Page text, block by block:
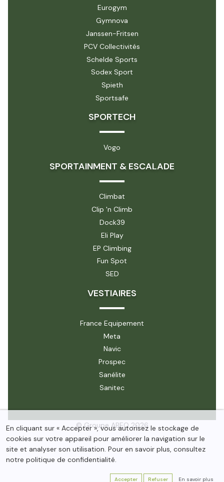
Eurogym
Gymnova
Janssen-Fritsen
PCV Collectivités
Schelde Sports
Sodex Sport
Spieth
Sportsafe
SPORTECH
Vogo
SPORTAINMENT & ESCALADE
Climbat
Clip 'n Climb
Dock39
Eli Play
EP Climbing
Fun Spot
SED
VESTIAIRES
France Equipement
Meta
Navic
Prospec
Sanélite
Sanitec
© Groupe ABEO 2026
En cliquant sur « Accepter », vous autorisez le stockage de
cookies sur votre appareil pour améliorer la navigation sur le
site et analyser son utilisation. Pour en savoir plus, consultez
notre politique de confidentialité.
Accepter Refuser En savoir plus